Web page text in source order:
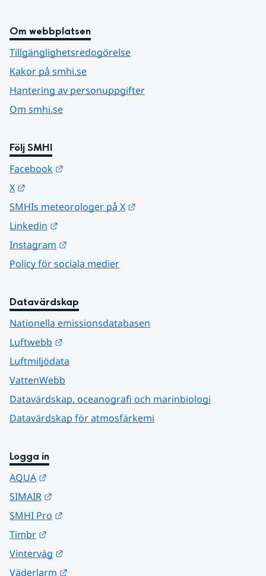
Om webbplatsen
Tillgänglighetsredogörelse
Kakor på smhi.se
Hantering av personuppgifter
Om smhi.se
Följ SMHI
Facebook
X
SMHIs meteorologer på X
Linkedin
Instagram
Policy för sociala medier
Datavärdskap
Nationella emissionsdatabasen
Luftwebb
Luftmiljödata
VattenWebb
Datavärdskap, oceanografi och marinbiologi
Datavärdskap för atmosfärkemi
Logga in
AQUA
SIMAIR
SMHI Pro
Timbr
Vinterväg
Väderlarm